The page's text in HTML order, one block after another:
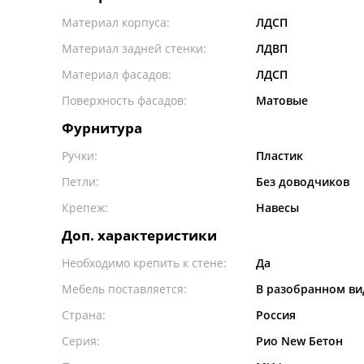
Материал корпуса:
ЛДСП
Материал задней стенки:
ЛДВП
Материал фасадов:
ЛДСП
Поверхность фасадов:
Матовые
Фурнитура
Ручки:
Пластик
Петли:
Без доводчиков
Крепеж:
Навесы
Доп. характеристики
Необходимо крепить к стене:
Да
Мебель поставляется:
В разобранном
Страна:
Россия
Серия:
Рио New Бетон